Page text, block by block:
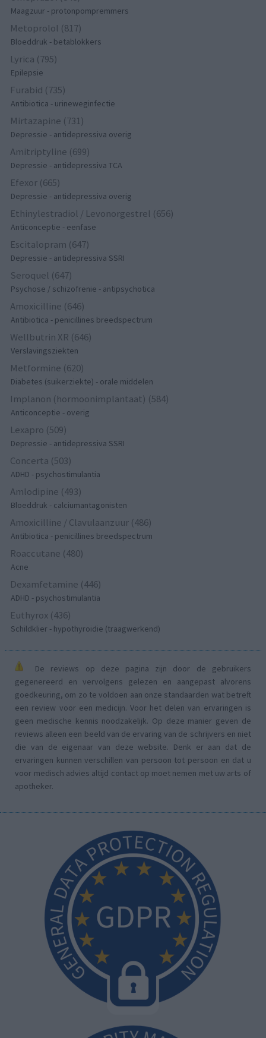
Maagzuur - protonpompremmers
Metoprolol (817)
Bloeddruk - betablokkers
Lyrica (795)
Epilepsie
Furabid (735)
Antibiotica - urineweginfectie
Mirtazapine (731)
Depressie - antidepressiva overig
Amitriptyline (699)
Depressie - antidepressiva TCA
Efexor (665)
Depressie - antidepressiva overig
Ethinylestradiol / Levonorgestrel (656)
Anticonceptie - eenfase
Escitalopram (647)
Depressie - antidepressiva SSRI
Seroquel (647)
Psychose / schizofrenie - antipsychotica
Amoxicilline (646)
Antibiotica - penicillines breedspectrum
Wellbutrin XR (646)
Verslavingsziekten
Metformine (620)
Diabetes (suikerziekte) - orale middelen
Implanon (hormoonimplantaat) (584)
Anticonceptie - overig
Lexapro (509)
Depressie - antidepressiva SSRI
Concerta (503)
ADHD - psychostimulantia
Amlodipine (493)
Bloeddruk - calciumantagonisten
Amoxicilline / Clavulaanzuur (486)
Antibiotica - penicillines breedspectrum
Roaccutane (480)
Acne
Dexamfetamine (446)
ADHD - psychostimulantia
Euthyrox (436)
Schildklier - hypothyroidie (traagwerkend)
De reviews op deze pagina zijn door de gebruikers
gegenereerd en vervolgens gelezen en aangepast alvorens
goedkeuring, om zo te voldoen aan onze standaarden wat betreft
een review voor een medicijn. Voor het delen van ervaringen is
geen medische kennis noodzakelijk. Op deze manier geven de
reviews alleen een beeld van de ervaring van de schrijvers en niet
die van de eigenaar van deze website. Denk er aan dat de
ervaringen kunnen verschillen van persoon tot persoon en dat u
voor medisch advies altijd contact op moet nemen met uw arts of
apotheker.